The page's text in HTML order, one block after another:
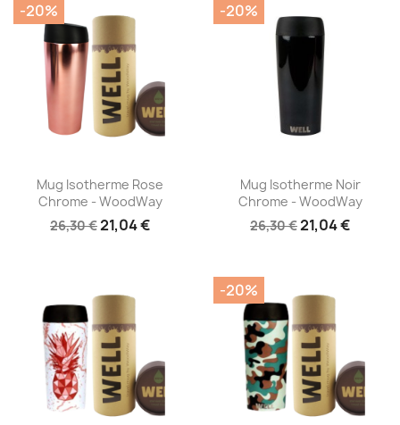
Aperçu rapide
Mug Isotherme Rose
Chrome - WoodWay
26,30 €21,04 €
-20%
Aperçu rapide
Mug Isotherme Noir
Chrome - WoodWay
26,30 €21,04 €
-20%
-20%